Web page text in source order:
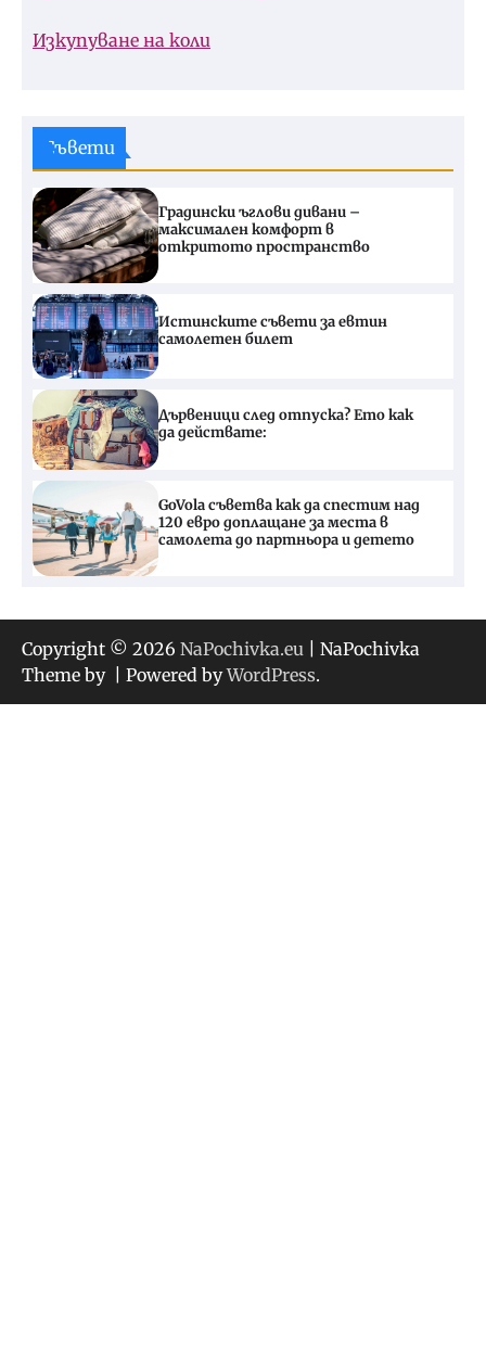
Изкупуване на коли
Съвети
Градински ъглови дивани –
максимален комфорт в
откритото пространство
Истинските съвети за евтин
самолетен билет
Дървеници след отпуска? Ето как
да действате:
GoVola съветва как да спестим над
120 евро доплащане за места в
самолета до партньора и детето
Copyright © 2026 NaPochivka.eu | NaPochivka
Theme by
| Powered byWordPress.